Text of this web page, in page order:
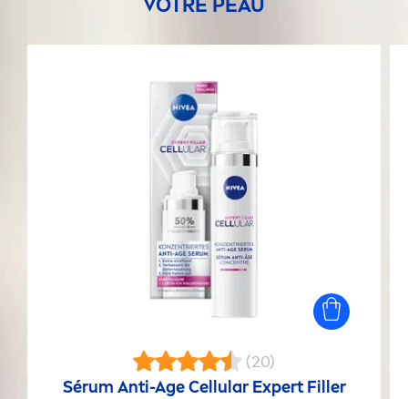
VOTRE PEAU
(20)
Sérum Anti-AgeCellularExpertFiller